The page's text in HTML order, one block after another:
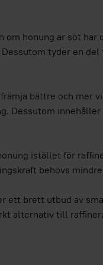
om honung är söt
tyder en
främja bättre och mer
Dessutom
istället för
behövs
ett brett utbud av
alternativ till